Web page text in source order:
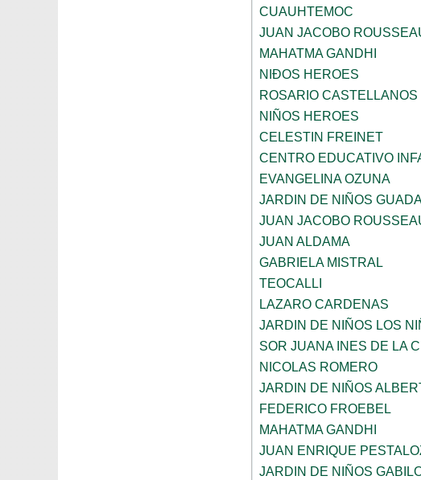
CUAUHTEMOC
JUAN JACOBO
MAHATMA GANDHI
NIÐOS HEROES
ROSARIO CASTELLANOS
NIÑOS HEROES
CELESTIN FREINET
CENTRO EDUCATIVO
EVANGELINA OZUNA
JARDIN DE NIÑOS
JUAN JACOBO
JUAN ALDAMA
GABRIELA MISTRAL
TEOCALLI
LAZARO CARDENAS
JARDIN DE NIÑOS LOS
SOR JUANA INES DE LA
NICOLAS ROMERO
JARDIN DE NIÑOS
FEDERICO FROEBEL
MAHATMA GANDHI
JUAN ENRIQUE
JARDIN DE NIÑOS